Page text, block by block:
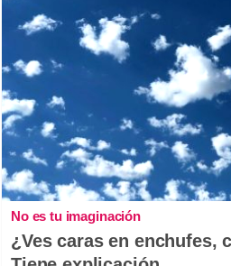
No es tu imaginación
¿Ves caras en enchufes,